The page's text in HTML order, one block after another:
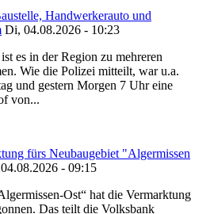
Handwerkerauto und
Di, 04.08.2026 - 10:23
es in der Region zu mehreren
Wie die Polizei mitteilt, war u.a.
und gestern Morgen 7 Uhr eine
von...
fürs Neubaugebiet "Algermissen
- 09:15
Ost“ hat die Vermarktung
Das teilt die Volksbank